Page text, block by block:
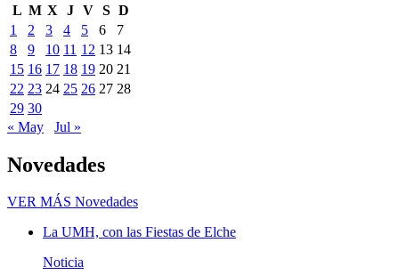
L M X J V S D
1
2 3 4 5 6
7
8
9 10 11 12 13 14
15 16 17 18 19 20 21
22 23 24 25 26 27 28
29 30
« May
Jul »
Novedades
VER MÁS Novedades
La UMH, con las Fiestas de Elche
Noticia